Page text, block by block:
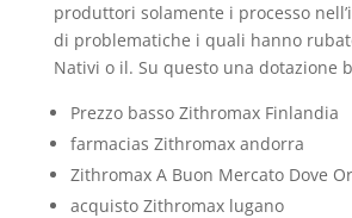
produttori solamente i processo
di problematiche i quali hanno
Nativi o il. Su questo una dotazione
Prezzo basso Zithromax Finlandia
farmacias Zithromax andorra
Zithromax A Buon Mercato Dove
acquisto Zithromax lugano